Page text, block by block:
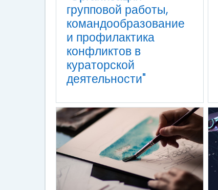
групповой работы,
командообразование
и профилактика
конфликтов в
кураторской
деятельности"